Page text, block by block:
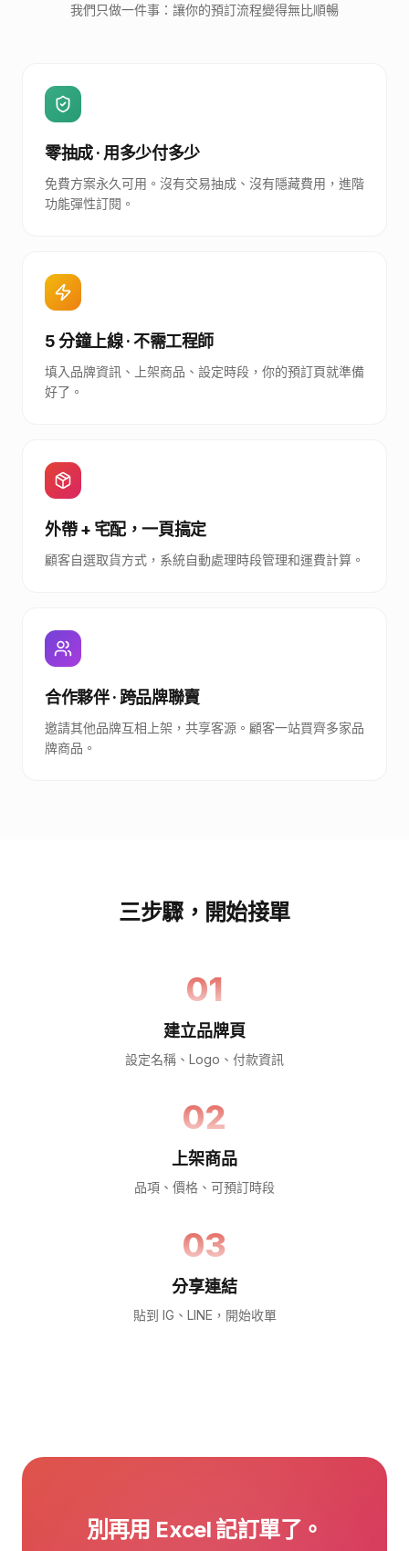
我們只做一件事：讓你的預訂流程變得無比順暢
零抽成 · 用多少付多少
免費方案永久可用。沒有交易抽成、沒有隱藏費用，進階
功能彈性訂閱。
5 分鐘上線 · 不需工程師
填入品牌資訊、上架商品、設定時段，你的預訂頁就準備
好了。
外帶 + 宅配，一頁搞定
顧客自選取貨方式，系統自動處理時段管理和運費計算。
合作夥伴 · 跨品牌聯賣
邀請其他品牌互相上架，共享客源。顧客一站買齊多家品
牌商品。
三步驟，開始接單
01
建立品牌頁
設定名稱、Logo、付款資訊
02
上架商品
品項、價格、可預訂時段
03
分享連結
貼到 IG、LINE，開始收單
別再用 Excel 記訂單了。